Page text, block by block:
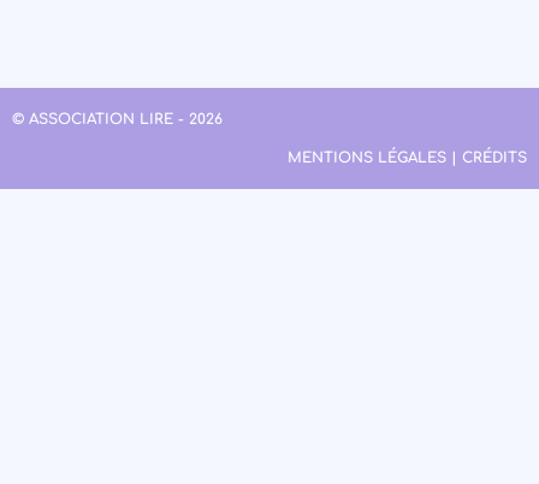
© ASSOCIATION LIRE - 2026
MENTIONS LÉGALES | CRÉDITS